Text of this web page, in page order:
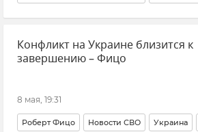
9 мая Память Крым Новости Крыма
Конфликт на Украине близится к
завершению – Фицо
8 мая, 19:31
Роберт Фицо Новости СВО Украина